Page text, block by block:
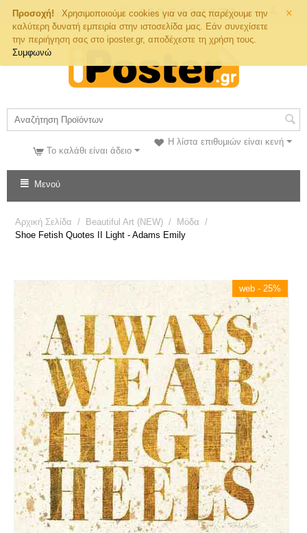
×
Προσοχή!
Χρησιμοποιούμε cookies για να σας παρέχουμε την
καλύτερη δυνατή εμπειρία στην ιστοσελίδα μας. Εάν συνεχίσετε
την περιήγηση σας στο iposter.gr, αποδέχεστε τη χρήση τους.
Συμφωνώ
Τηλ. Παραγγελιών
Η λίστα επιθυμιών είναι κενή
Το καλάθι είναι άδειο
Μενού
Αρχική Σελίδα / Beautiful Art (NEW) / Μόδα /
Shoe Fetish Quotes II Light - Adams Emily
web - 25%